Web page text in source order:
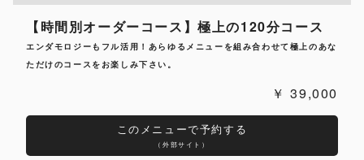
【時間別オーダーコース】極上の120分コース
エンダモロジーもフル活用！あらゆるメニューを組み合わせて極上のあな
ただけのコースをお楽しみ下さい。
39,000
このメニューで予約する
（外部サイト）